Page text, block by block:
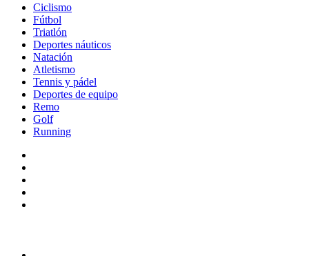
Ciclismo
Fútbol
Triatlón
Deportes náuticos
Natación
Atletismo
Tennis y pádel
Deportes de equipo
Remo
Golf
Running